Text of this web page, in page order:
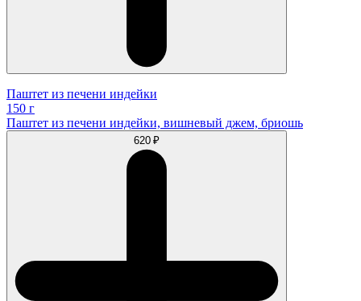
Паштет из печени индейки
150 г
Паштет из печени индейки, вишневый джем, бриошь
620 ₽